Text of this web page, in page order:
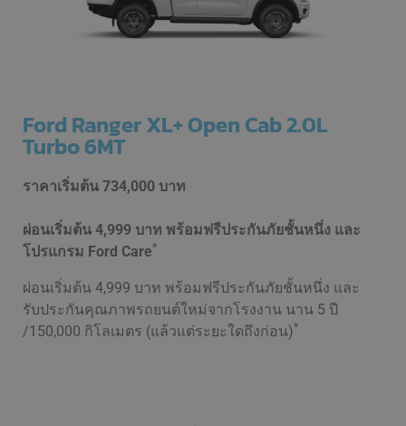
Ford Ranger XL+ Open Cab 2.0L
Turbo 6MT
ราคาเริ่มต้น 734,000 บาท
ผ่อนเริ่มต้น 4,999 บาท พร้อมฟรีประกันภัยชั้นหนึ่ง และ
โปรแกรม Ford Care*
ผ่อนเริ่มต้น 4,999 บาท พร้อมฟรีประกันภัยชั้นหนึ่ง และ
รับประกันคุณภาพรถยนต์ใหม่จากโรงงาน นาน 5 ปี
/150,000 กิโลเมตร (แล้วแต่ระยะใดถึงก่อน)*